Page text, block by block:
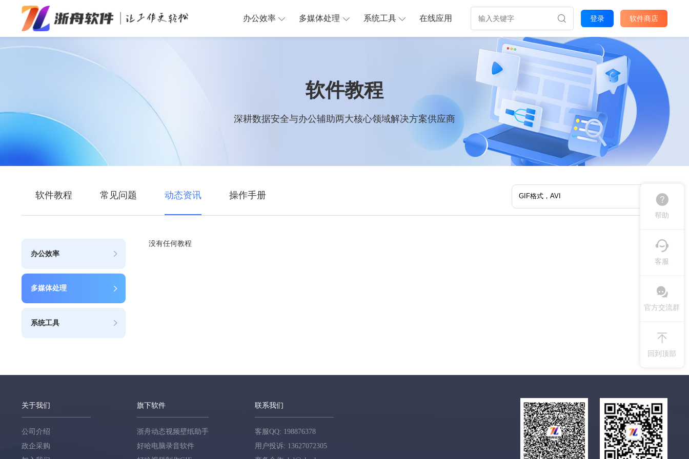
办公效率
办公效率 多媒体处理 系统工具 在线应用 登录 软件商店
软件教程
深耕数据安全与办公辅助两大核心领域解决方案供应商
软件教程 常见问题 动态资讯 操作手册
办公效率
多媒体处理
系统工具
没有任何教程
关于我们
公司介绍
政企采购
旗下软件
浙舟动态视频壁纸助手
好哈电脑录音软件
联系我们
客服QQ: 198876378
用户投诉: 13627072305
帮助
客服
官方交流群
回到顶部